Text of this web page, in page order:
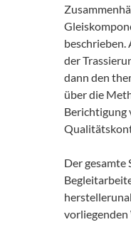
beschrieben.
der
dann den
über die
Berichtigung
Der gesamte
vorliegenden